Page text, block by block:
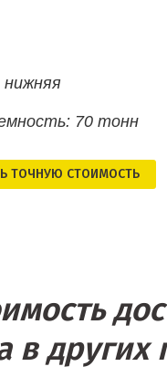
нижняя
70 тонн
ТОЧНУЮ СТОИМОСТЬ
в других